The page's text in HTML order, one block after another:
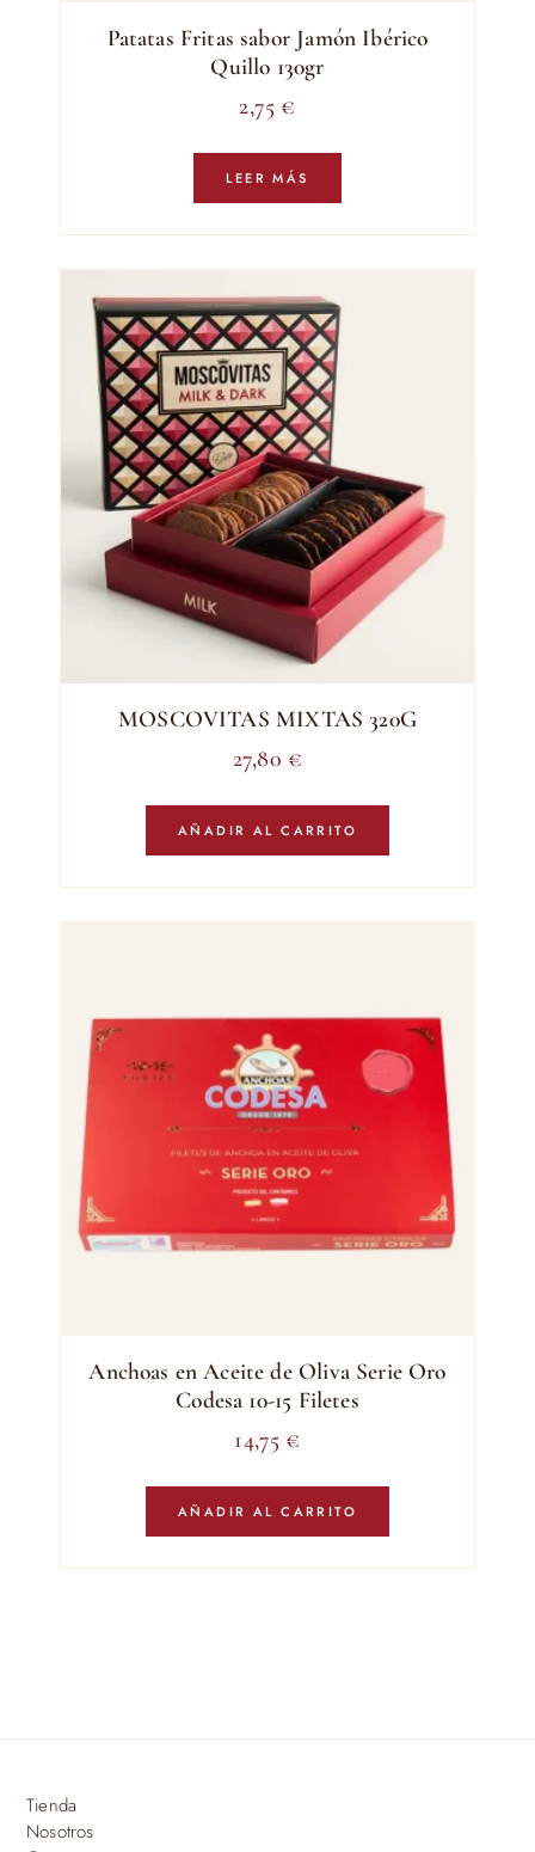
Patatas Fritas sabor Jamón Ibérico
Quillo 130gr
2,75 €
LEER MÁS
MOSCOVITAS MIXTAS 320G
27,80 €
AÑADIR AL CARRITO
Anchoas en Aceite de Oliva Serie Oro
Codesa 10-15 Filetes
14,75 €
AÑADIR AL CARRITO
Tienda
Nosotros